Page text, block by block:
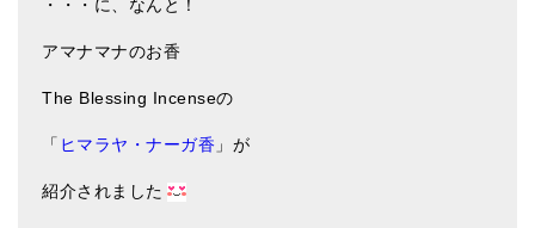
初級講座
倍音呼吸法レッスン
中級講座
上級講座
ビギナー講師・養成講座
・・・に、なんと！
アマナマナのお香
The Blessing Incenseの
「 ヒマラヤ・ナーガ香 」が
紹介されました